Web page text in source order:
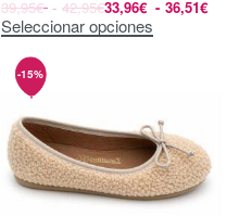
39,95€ 42,95€33,96€ 36,51€
Seleccionar opciones